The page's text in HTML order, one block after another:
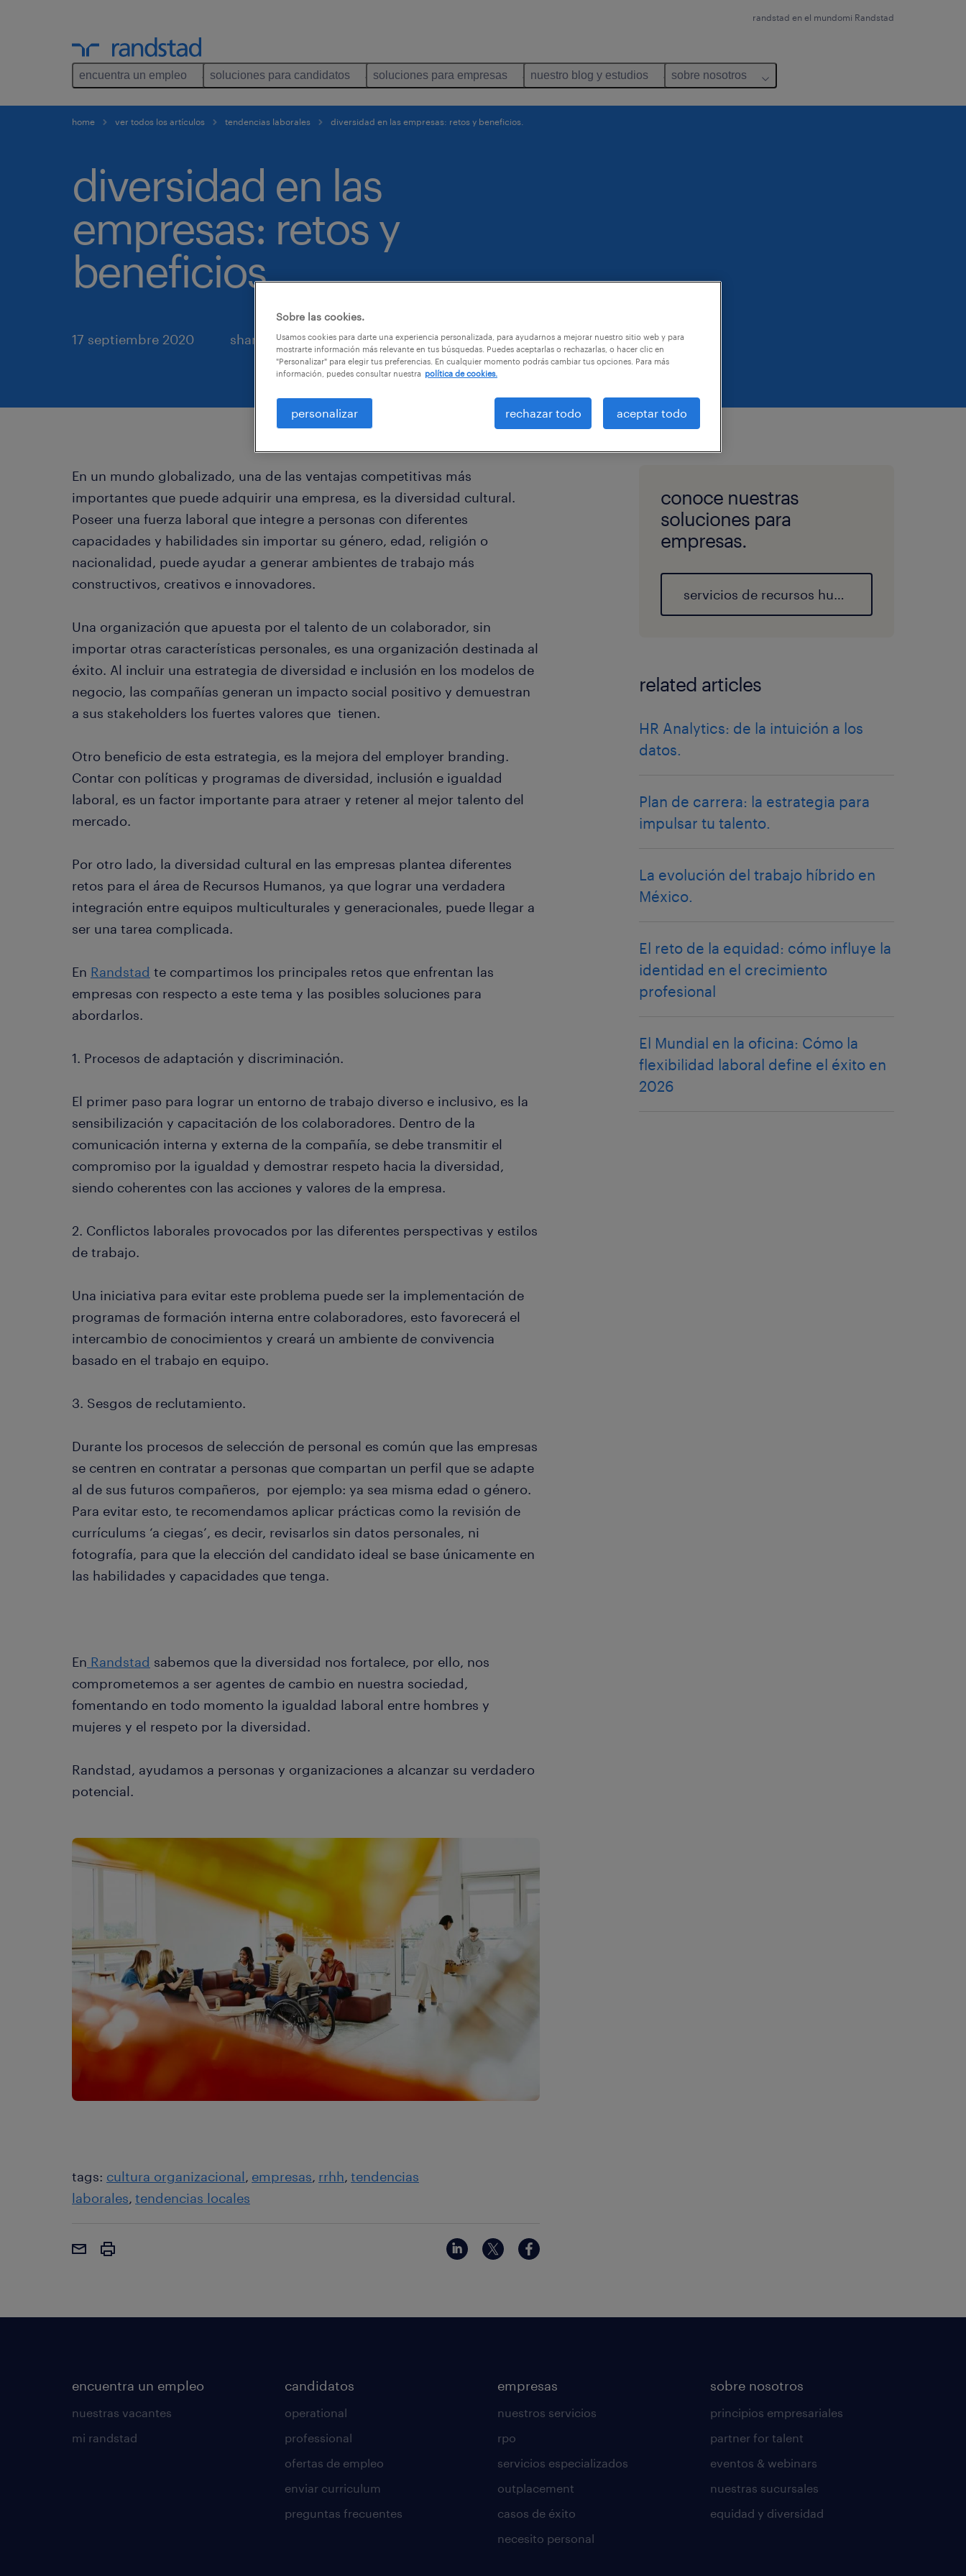
randstad en el mundomi Randstad
encuentra un empleo soluciones para candidatos soluciones para empresas nuestro blog y estudios sobre nosotros
home ver todos los artículos tendencias laborales diversidad en las empresas: retos y beneficios.
diversidad en las
empresas: retos y
beneficios.
17 septiembre 2020 share article:
En un mundo globalizado, una de las ventajas competitivas más
importantes que puede adquirir una empresa, es la diversidad cultural.
Poseer una fuerza laboral que integre a personas con diferentes
capacidades y habilidades sin importar su género, edad, religión o
nacionalidad, puede ayudar a generar ambientes de trabajo más
constructivos, creativos e innovadores.
Una organización que apuesta por el talento de un colaborador, sin
importar otras características personales, es una organización destinada al
éxito. Al incluir una estrategia de diversidad e inclusión en los modelos de
negocio, las compañías generan un impacto social positivo y demuestran
a sus stakeholders los fuertes valores que tienen.
Otro beneficio de esta estrategia, es la mejora del employer branding.
Contar con políticas y programas de diversidad, inclusión e igualdad
laboral, es un factor importante para atraer y retener al mejor talento del
mercado.
Por otro lado, la diversidad cultural en las empresas plantea diferentes
retos para el área de Recursos Humanos, ya que lograr una verdadera
integración entre equipos multiculturales y generacionales, puede llegar a
ser una tarea complicada.
En Randstad te compartimos los principales retos que enfrentan las
empresas con respecto a este tema y las posibles soluciones para
abordarlos.
1. Procesos de adaptación y discriminación.
El primer paso para lograr un entorno de trabajo diverso e inclusivo, es la
sensibilización y capacitación de los colaboradores. Dentro de la
comunicación interna y externa de la compañía, se debe transmitir el
compromiso por la igualdad y demostrar respeto hacia la diversidad,
siendo coherentes con las acciones y valores de la empresa.
2. Conflictos laborales provocados por las diferentes perspectivas y estilos
de trabajo.
Una iniciativa para evitar este problema puede ser la implementación de
programas de formación interna entre colaboradores, esto favorecerá el
intercambio de conocimientos y creará un ambiente de convivencia
basado en el trabajo en equipo.
3. Sesgos de reclutamiento.
Durante los procesos de selección de personal es común que las empresas
se centren en contratar a personas que compartan un perfil que se adapte
al de sus futuros compañeros, por ejemplo: ya sea misma edad o género.
Para evitar esto, te recomendamos aplicar prácticas como la revisión de
currículums ‘a ciegas’, es decir, revisarlos sin datos personales, ni
fotografía, para que la elección del candidato ideal se base únicamente en
las habilidades y capacidades que tenga.
En Randstad sabemos que la diversidad nos fortalece, por ello, nos
comprometemos a ser agentes de cambio en nuestra sociedad,
fomentando en todo momento la igualdad laboral entre hombres y
mujeres y el respeto por la diversidad.
Randstad, ayudamos a personas y organizaciones a alcanzar su verdadero
potencial.
tags: cultura organizacional empresas rrhh tendencias
laborales tendencias locales
conoce nuestras
soluciones para
empresas.
servicios de recursos humanos
related articles
HR Analytics: de la intuición a los
datos.
Plan de carrera: la estrategia para
impulsar tu talento.
La evolución del trabajo híbrido en
México.
El reto de la equidad: cómo influye la
identidad en el crecimiento
profesional
El Mundial en la oficina: Cómo la
flexibilidad laboral define el éxito en
2026
encuentra un empleo
nuestras vacantes
mi randstad
candidatos
operational
professional
ofertas de empleo
enviar curriculum
preguntas frecuentes
empresas
nuestros servicios
rpo
servicios especializados
outplacement
casos de éxito
necesito personal
sobre nosotros
principios empresariales
partner for talent
eventos & webinars
nuestras sucursales
equidad y diversidad
Sobre las cookies.
Usamos cookies para darte una experiencia personalizada, para ayudarnos a mejorar nuestro sitio web y para
mostrarte información más relevante en tus búsquedas. Puedes aceptarlas o rechazarlas, o hacer clic en
"Personalizar" para elegir tus preferencias. En cualquier momento podrás cambiar tus opciones. Para más
información, puedes consultar nuestra política de cookies.
personalizar rechazar todo aceptar todo